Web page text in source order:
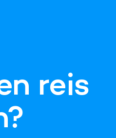
reis